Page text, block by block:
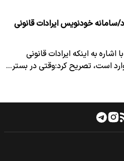
سامانه خودنویس ایرادات قانونی
به اینکه ایرادات قانونی
است، تصریح کرد:وقتی در بستر…